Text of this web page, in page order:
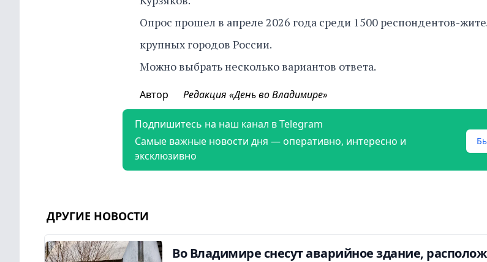
Опрос прошел в апреле 2026 года среди 1500 респондентов-
крупных городов России.
Можно выбрать несколько вариантов ответа.
Автор Редакция «День во Владимире»
Подпишитесь на наш канал в Telegram
Самые важные новости дня — оперативно, интересно и
эксклюзивно
ДРУГИЕ НОВОСТИ
Во Владимире снесут аварийное здание,